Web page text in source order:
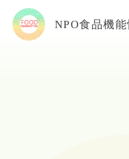
NPO食品機